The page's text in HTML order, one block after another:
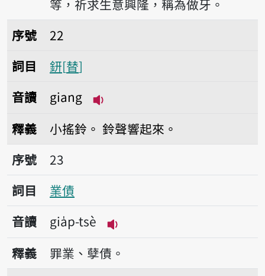
等，祈求生意興隆，稱為做牙。
序號22鈃
序號
22
詞目
鈃 替
音讀
giang
釋義 小搖鈴。 鈴聲響起來。
序號23業債
序號
23
詞目
業債
音讀
gia̍p-tsè
播放音讀gia̍p-tsè
釋義
罪業、孽債。